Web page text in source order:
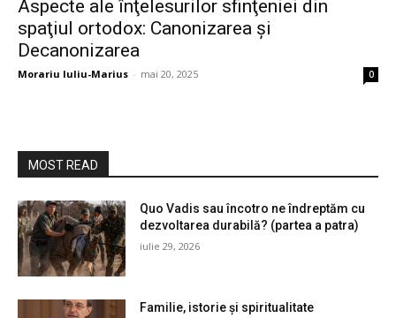
Aspecte ale înţelesurilor sfinţeniei din
spaţiul ortodox: Canonizarea şi
Decanonizarea
Morariu Iuliu-Marius - mai 20, 2025 0
MOST READ
Quo Vadis sau încotro ne îndreptăm cu
dezvoltarea durabilă? (partea a patra)
iulie 29, 2026
Familie, istorie și spiritualitate